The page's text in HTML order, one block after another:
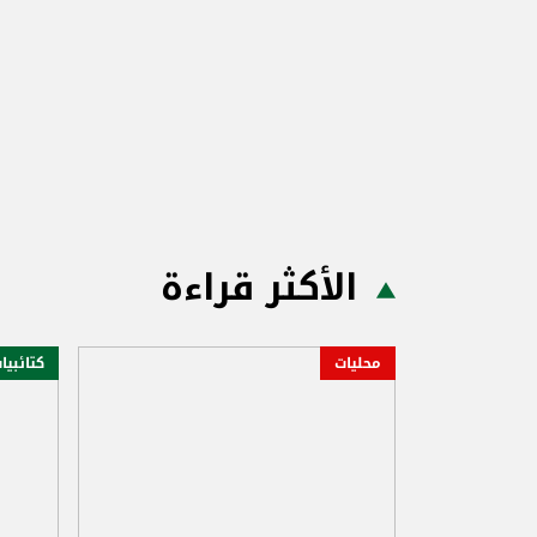
الأكثر قراءة
محليات